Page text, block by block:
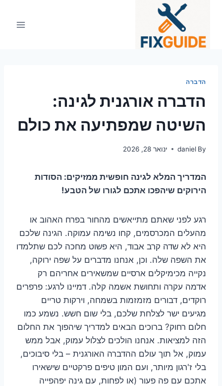
הדברה
הדברה אורגנית לגינה:
השיטה שמפתיעה את כולם
By
daniel ינואר 28, 2026
המדריך המלא לגינה חופשית ממזיקים: הסודות
הירוקים שיהפכו אתכם לגורו של הטבע!
רגע לפני שאתם מתייאשים מהחור בפרח האהוב או
מהעלים המכרסמים, קחו נשימה עמוקה. הגינה שלכם
היא לא שדה קרב אבוד, היא פשוט מחכה לכם שתלמדו
את השפה שלה. וכן, אנחנו מדברים על שפה ירוקה,
נקייה מכימיקלים ארסיים שמשאירים אחריהם רק
אדמה עקרה ותחושת אשמה קלה. דמיינו לרגע: פרפרים
רוקדים, דבורים מזמזמות בשמחה, וירקות טריים
מגיעים ישר לצלחת שלכם, בלי שום חשש. נשמע כמו
חלום רחוק? ברוכים הבאים למדריך שיהפוך את החלום
הזה למציאות. אנחנו הולכים לצלול עמוק, אבל ממש
עמוק, אל תוך עולם ההדברה האורגנית – בלי סיבוכים,
בלי ז'רגון מיותר, ועם המון טיפים פרקטיים שישאירו
אתכם עם פה פעור (או לפחות, עם גינה יפהפייה